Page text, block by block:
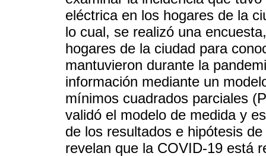
eléctrica en los hogares de la
lo cual, se realizó una
hogares de la ciudad para
mantuvieron durante la
información mediante un
mínimos cuadrados parciales
validó el modelo de medida y
de los resultados e hipótesis
revelan que la COVID-19 está